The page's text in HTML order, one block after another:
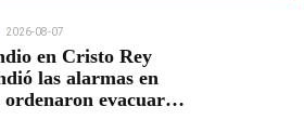
2026-08-07
en Cristo Rey
las alarmas en
evacuar